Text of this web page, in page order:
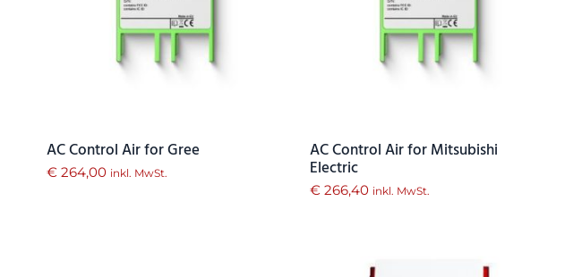
AC Control Air for Gree
€ 264,00 inkl. MwSt.
AC Control Air for Mitsubishi
Electric
€ 266,40 inkl. MwSt.